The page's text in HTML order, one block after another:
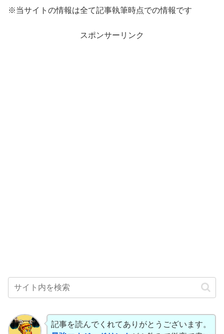
※当サイトの情報は全て記事執筆時点での情報です
スポンサーリンク
記事を読んでくれてありがとうございます。